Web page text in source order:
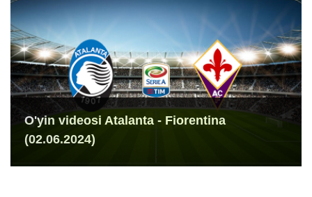
O'yin videosi Atalanta - Fiorentina
(02.06.2024)